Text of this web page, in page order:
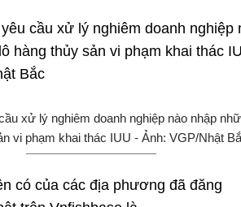
xử lý nghiêm doanh nghiệp nào nhập
vi phạm khai thác IUU - Ảnh: VGP/Nhật
có của các địa phương đã đăng